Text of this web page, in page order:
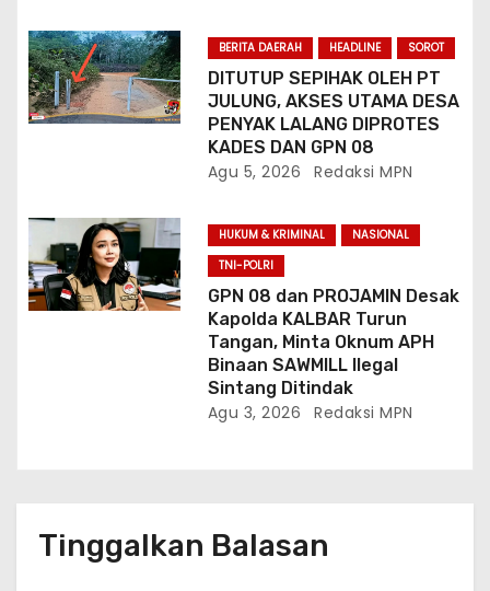
BERITA DAERAH HEADLINE SOROT
DITUTUP SEPIHAK OLEH PT
JULUNG, AKSES UTAMA DESA
PENYAK LALANG DIPROTES
KADES DAN GPN 08
Agu 5, 2026 Redaksi MPN
HUKUM & KRIMINAL
NASIONAL
TNI-POLRI
GPN 08 dan PROJAMIN Desak
Kapolda KALBAR Turun
Tangan, Minta Oknum APH
Binaan SAWMILL Ilegal
Sintang Ditindak
Agu 3, 2026 Redaksi MPN
Tinggalkan Balasan